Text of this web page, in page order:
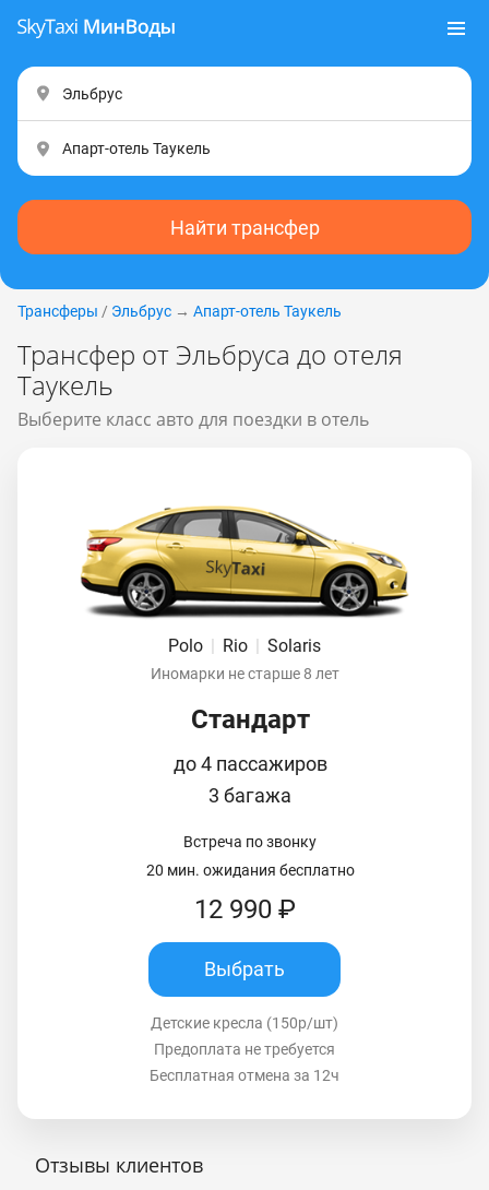
Найти трансфер
Трансферы / Эльбрус → Апарт-отель Таукель
Трансфер от Эльбруса до отеля
Таукель
Выберите класс авто для поездки в отель
Polo | Rio | Solaris
Иномарки не старше 8 лет
Стандарт
до 4 пассажиров
3 багажа
Встреча по звонку
20 мин. ожидания бесплатно
12 990 ₽
Выбрать
Детские кресла (150р/шт)
Предоплата не требуется
Бесплатная отмена за 12ч
Отзывы клиентов